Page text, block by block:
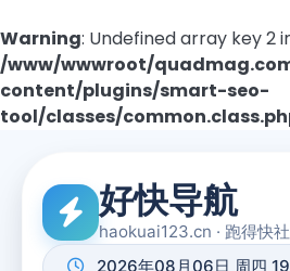
Warning: Undefined array key 2
/www/wwwroot/
content/plugins/smart-seo-
tool/classes/